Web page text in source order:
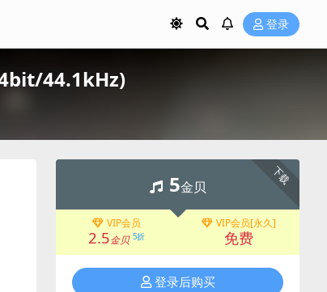
登录
44.1kHz)
下载
5金贝
VIP会员
2.5金贝 5折
VIP会员[永久]
免费
登录后购买